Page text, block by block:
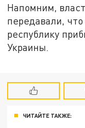
Напомним,
передавали,
республику
Украины.
ЧИТАЙТЕ ТАКЖЕ: